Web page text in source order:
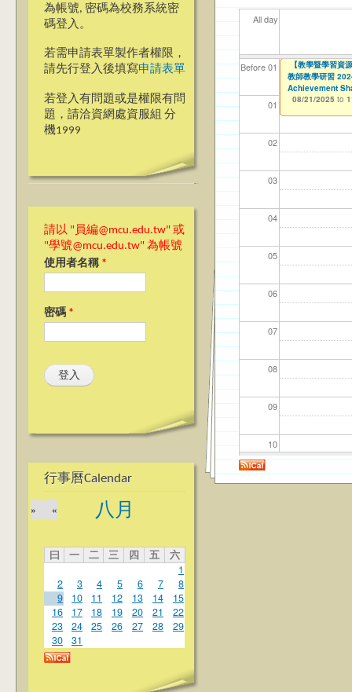
為帳號, 密碼為校務系統密
碼登入。
若需申請表單製作者權限，
請先行登入後填寫申請表單
若登入有問題或是權限有問
題，請洽資網處資服組 分
機1999
請以 "員編@mcu.edu.tw" 或
"學號@mcu.edu.tw" 為帳號
使用者名稱 *
密碼 *
行事曆Calendar
八月
«
»
曰 一 二 三 四 五
六
1
2
3 4 5 6 7
8
9
10 11 12 13 14
15
16
17 18 19 20 21
22
23
24 25 26 27 28
29
30
31
All day
Before 01
01
02
03
04
05
06
07
08
09
10
11
【資網處】
整合系統～表單
03/27/2013to
12/31/2027
我愛銘傳我愛養
校區)
09/02/2019to
09/30/2025
【財務處】工讀
11/12/2021 to
07/31/2027
【財
11/
114
04/
114
02/
114
03/
【教學暨學習
教師教學研習
Achievement
08/21/2025 to
【教學暨學習
教師教學研習
Achievement
08/21/2025 to